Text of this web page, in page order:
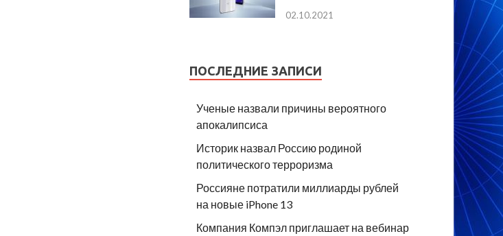
02.10.2021
ПОСЛЕДНИЕ ЗАПИСИ
Ученые назвали причины вероятного
апокалипсиса
Историк назвал Россию родиной
политического терроризма
Россияне потратили миллиарды рублей
на новые iPhone 13
Компания Компэл приглашает на вебинар